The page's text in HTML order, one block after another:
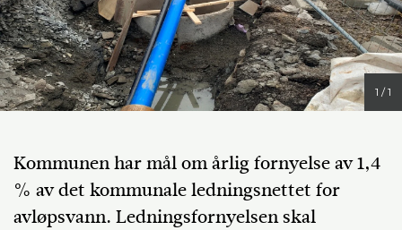
1 / 1
Kommunen har mål om årlig fornyelse av 1,4
% av det kommunale ledningsnettet for
avløpsvann. Ledningsfornyelsen skal